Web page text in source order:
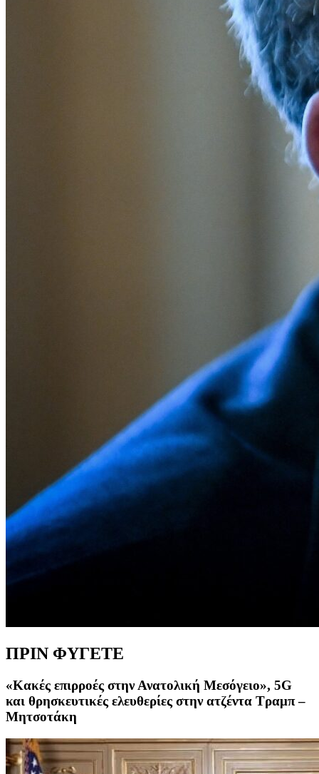
ΠΡΙΝ ΦΥΓΕΤΕ
«Κακές επιρροές στην Ανατολική Μεσόγειο», 5G
και θρησκευτικές ελευθερίες στην ατζέντα Τραμπ –
Μητσοτάκη